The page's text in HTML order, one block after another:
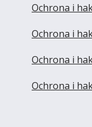
Ochrona i
Ochrona i
Ochrona i
Ochrona i